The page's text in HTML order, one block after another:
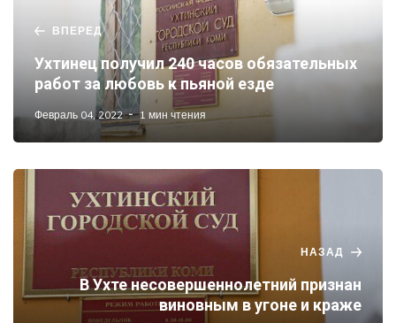
ВПЕРЕД
Ухтинец получил 240 часов обязательных
работ за любовь к пьяной езде
Февраль 04, 2022 1 мин чтения
НАЗАД
В Ухте несовершеннолетний признан
виновным в угоне и краже